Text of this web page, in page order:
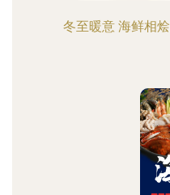
冬至暖意 海鲜相